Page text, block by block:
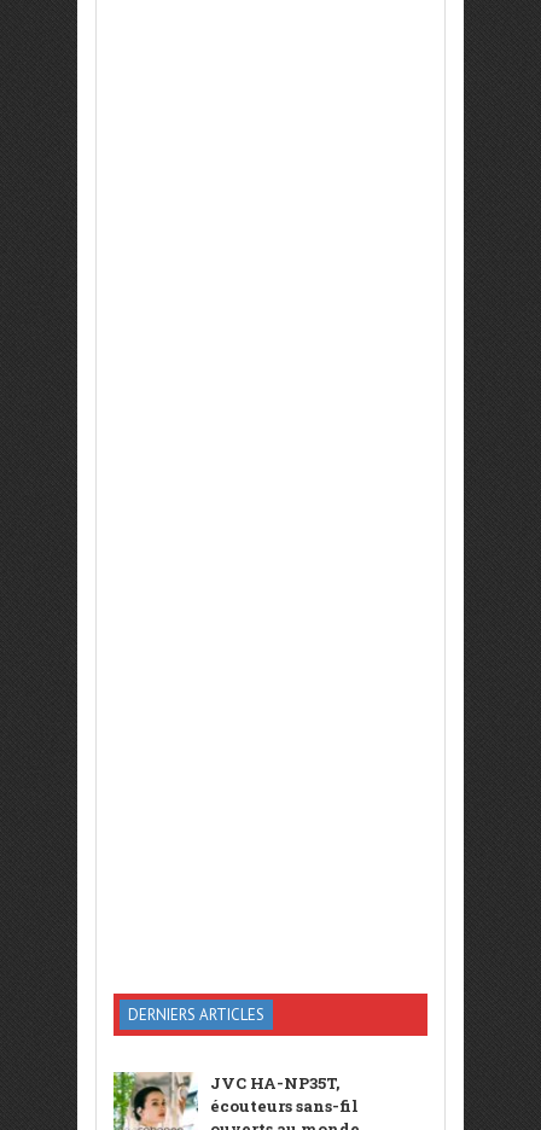
DERNIERS ARTICLES
JVC HA-NP35T,
écouteurs sans-fil